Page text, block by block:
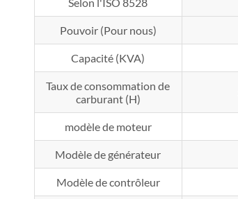
Pouvoir (Pour nous)
Capacité (KVA)
Taux de consommation de
carburant (H)
modèle de moteur
Modèle de générateur
Modèle de contrôleur